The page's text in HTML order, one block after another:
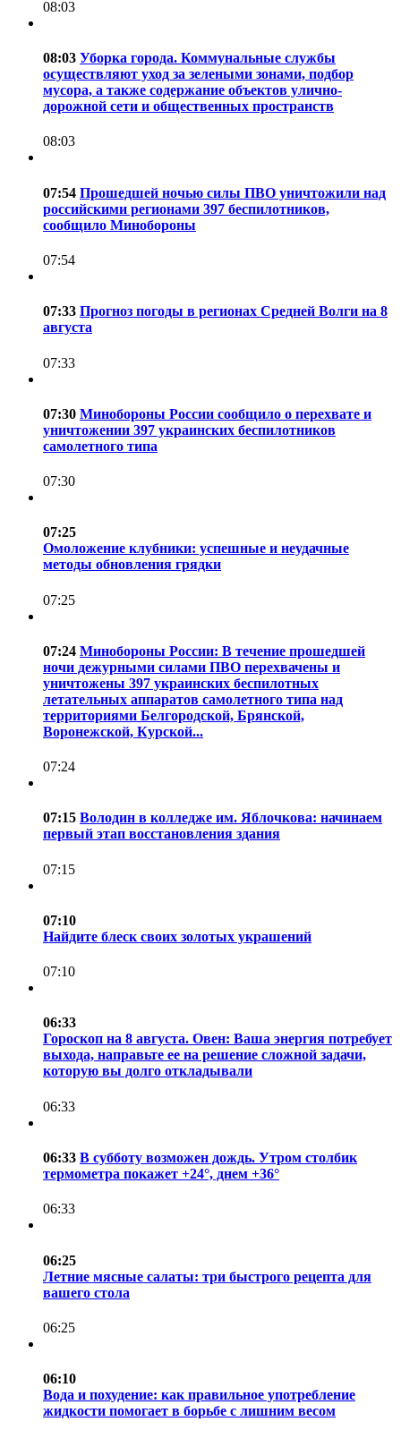
08:03
08:03 Уборка города. Коммунальные службы
осуществляют уход за зелеными зонами, подбор
мусора, а также содержание объектов улично-
дорожной сети и общественных пространств
08:03
07:54 Прошедшей ночью силы ПВО уничтожили над
российскими регионами 397 беспилотников,
сообщило Минобороны
07:54
07:33 Прогноз погоды в регионах Средней Волги на 8
августа
07:33
07:30 Минобороны России сообщило о перехвате и
уничтожении 397 украинских беспилотников
самолетного типа
07:30
07:25
Омоложение клубники: успешные и неудачные
методы обновления грядки
07:25
07:24 Минобороны России: В течение прошедшей
ночи дежурными силами ПВО перехвачены и
уничтожены 397 украинских беспилотных
летательных аппаратов самолетного типа над
территориями Белгородской, Брянской,
Воронежской, Курской...
07:24
07:15 Володин в колледже им. Яблочкова: начинаем
первый этап восстановления здания
07:15
07:10
Найдите блеск своих золотых украшений
07:10
06:33
Гороскоп на 8 августа. Овен: Ваша энергия потребует
выхода, направьте ее на решение сложной задачи,
которую вы долго откладывали
06:33
06:33 В субботу возможен дождь. Утром столбик
термометра покажет +24°, днем +36°
06:33
06:25
Летние мясные салаты: три быстрого рецепта для
вашего стола
06:25
06:10
Вода и похудение: как правильное употребление
жидкости помогает в борьбе с лишним весом